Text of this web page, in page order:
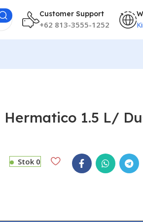
Customer Support
+62 813-3555-1252
Hermatico 1.5 L/
Stok 0